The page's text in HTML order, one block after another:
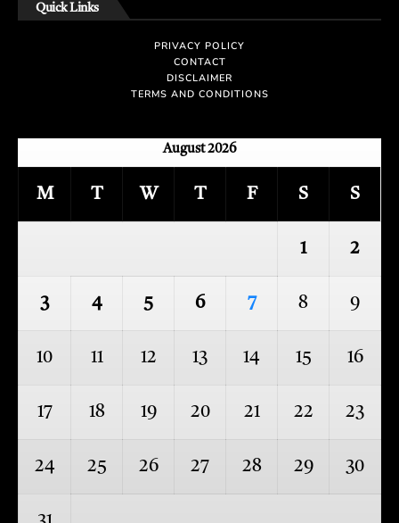
Quick Links
PRIVACY POLICY
CONTACT
DISCLAIMER
TERMS AND CONDITIONS
August 2026
M T W T F S S
1 2
3 4 5 6 7 8 9
10 11 12 13 14 15 16
17 18 19 20 21 22 23
24 25 26 27 28 29 30